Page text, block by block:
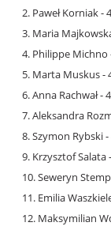
2. Paweł Korniak -
3. Maria
4. Philippe Michno
5. Marta Muskus -
6. Anna Rachwał -
7. Aleksandra
8. Szymon Rybski -
9. Krzysztof Salata
10. Seweryn
11. Emilia
12. Maksymilian